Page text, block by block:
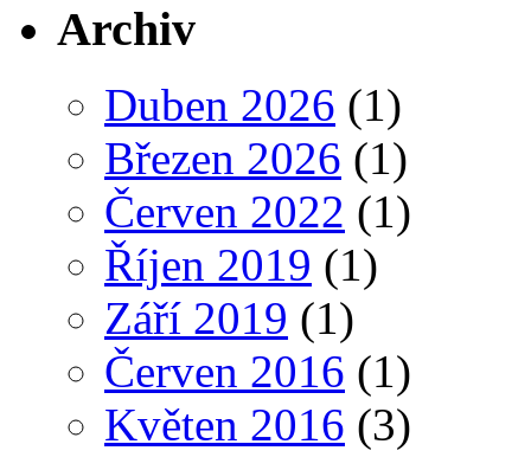
Archiv
Duben 2026 (1)
Březen 2026 (1)
Červen 2022 (1)
Říjen 2019 (1)
Září 2019 (1)
Červen 2016 (1)
Květen 2016 (3)